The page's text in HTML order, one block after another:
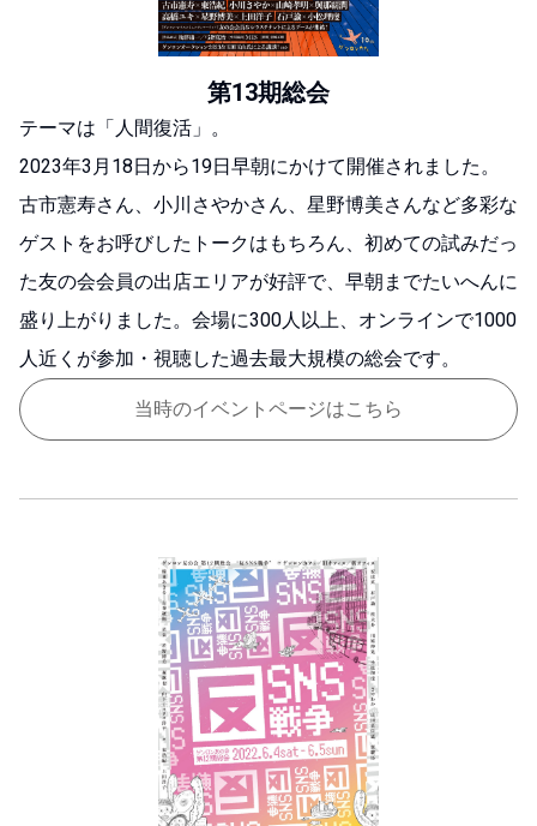
第13期総会
テーマは「人間復活」。
2023年3月18日から19日早朝にかけて開催されました。
古市憲寿さん、小川さやかさん、星野博美さんなど多彩な
ゲストをお呼びしたトークはもちろん、初めての試みだっ
た友の会会員の出店エリアが好評で、早朝までたいへんに
盛り上がりました。 会場に300人以上、オンラインで1000
人近くが参加・視聴した過去最大規模の総会です。
当時のイベントページはこちら